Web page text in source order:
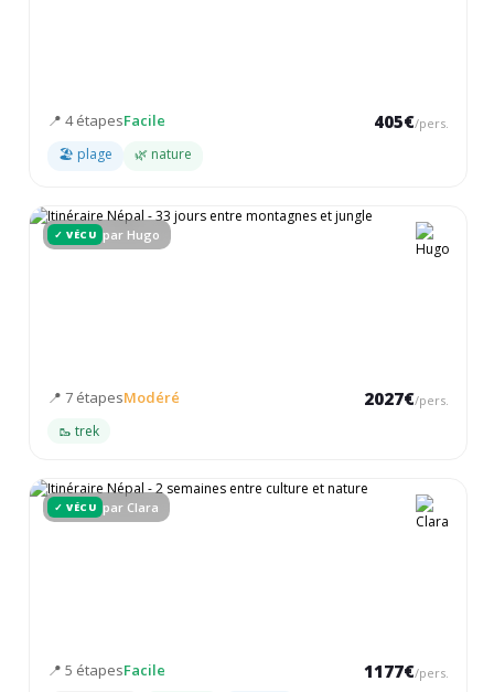
📍 4 étapesFacile 405€/pers.
🏖 plage 🌿 nature
✓ VÉCU par Hugo
📍 7 étapesModéré 2027€/pers.
🥾 trek
✓ VÉCU par Clara
📍 5 étapesFacile 1177€/pers.